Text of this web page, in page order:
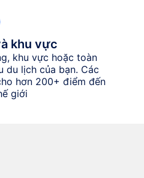
khu vực
khu vực hoặc toàn
du lịch của bạn. Các
hơn 200+ điểm đến
giới